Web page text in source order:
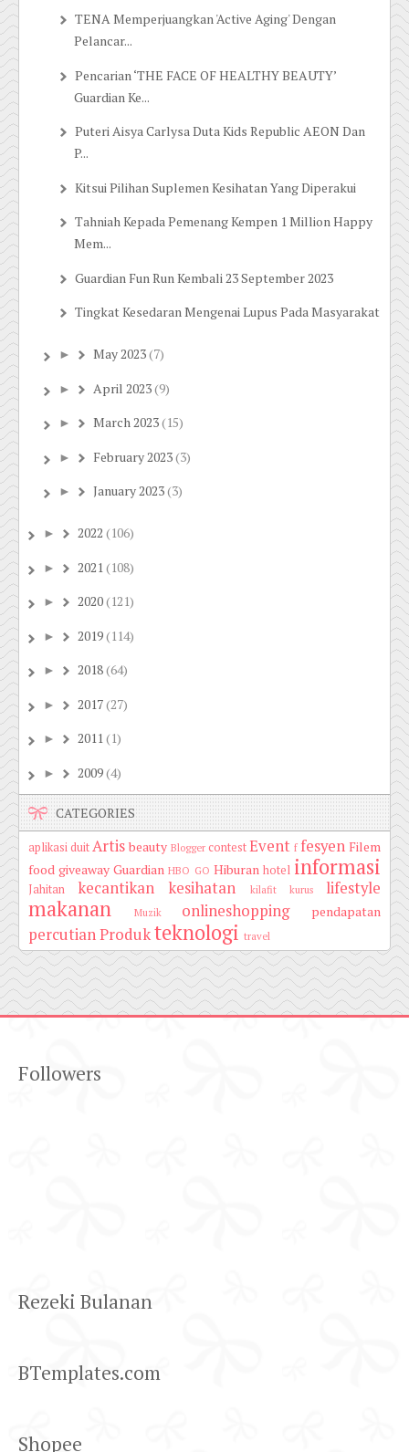
TENA Memperjuangkan 'Active Aging' Dengan
Pelancar...
Pencarian ‘THE FACE OF HEALTHY BEAUTY’
Guardian Ke...
Puteri Aisya Carlysa Duta Kids Republic AEON Dan
P...
Kitsui Pilihan Suplemen Kesihatan Yang Diperakui
Tahniah Kepada Pemenang Kempen 1 Million Happy
Mem...
Guardian Fun Run Kembali 23 September 2023
Tingkat Kesedaran Mengenai Lupus Pada Masyarakat
► May 2023(7)
► April 2023(9)
► March 2023(15)
► February 2023(3)
► January 2023(3)
► 2022 (106)
► 2021(108)
► 2020(121)
► 2019(114)
► 2018(64)
► 2017(27)
► 2011(1)
► 2009(4)
CATEGORIES
aplikasi duitArtis beauty Blogger contestEvent f fesyen Filem
food giveaway Guardian HBO GO Hiburan hotel informasi
Jahitan kecantikan kesihatan kilafit kurus lifestyle
makanan Muzik onlineshopping pendapatan
percutianProdukteknologi travel
Followers
Rezeki Bulanan
BTemplates.com
Shopee